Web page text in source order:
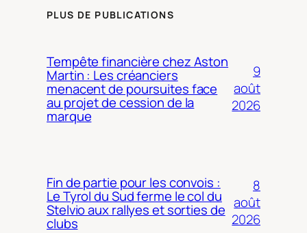
PLUS DE PUBLICATIONS
Tempête financière chez Aston
Martin : Les créanciers
menacent de poursuites face
au projet de cession de la
marque
9
août
2026
Fin de partie pour les convois :
Le Tyrol du Sud ferme le col du
Stelvio aux rallyes et sorties de
clubs
8
août
2026